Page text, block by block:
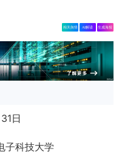
相关舆情 AI解读 生成海报
日
子科技大学